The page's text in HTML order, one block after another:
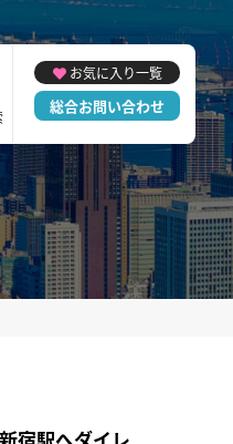
お気に入り一覧
総合お問い合わせ